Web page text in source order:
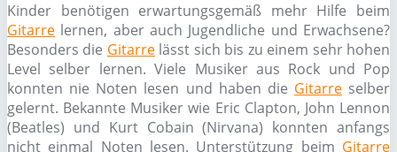
Kinder benötigen erwartungsgemäß mehr Hilfe beim
Gitarre lernen, aber auch Jugendliche und Erwachsene?
Besonders die Gitarrelässt sich bis zu einem sehr hohen
Level selber lernen. Viele Musiker aus Rock und Pop
konnten nie Noten lesen und haben die Gitarreselber
gelernt. Bekannte Musiker wie Eric Clapton, John Lennon
(Beatles) und Kurt Cobain (Nirvana) konnten anfangs
nicht einmal Noten lesen. Unterstützung beim Gitarre